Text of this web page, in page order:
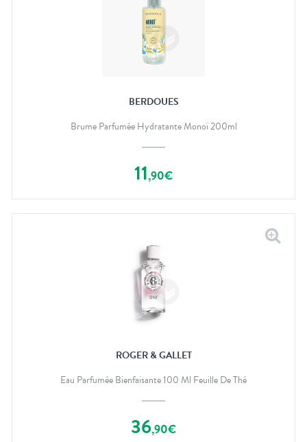
BERDOUES
Brume Parfumée Hydratante Monoï 200ml
11,90€
ROGER & GALLET
Eau Parfumée Bienfaisante 100 Ml Feuille De Thé
36,90€